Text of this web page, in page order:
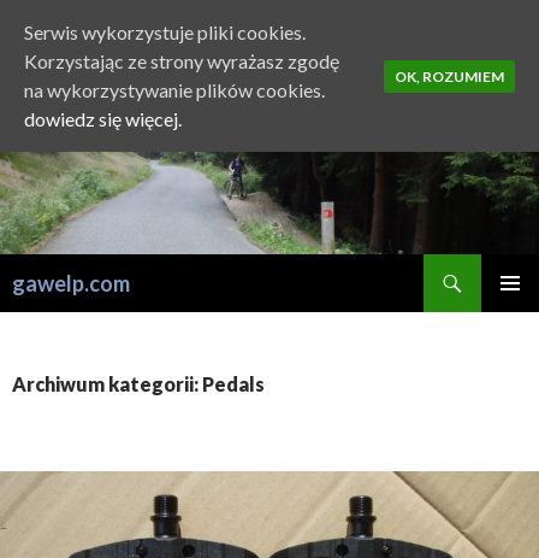
gawelp.com
Archiwum kategorii: Pedals
Serwis wykorzystuje pliki cookies.
Korzystając ze strony wyrażasz zgodę
na wykorzystywanie plików cookies.
dowiedz się więcej.
OK, ROZUMIEM